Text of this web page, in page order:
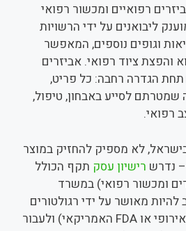
רפואיים ומכשור רפואי
ליבואנים על ידי הרשויות
וגופים נוספים, המאפשר
והפצת ציוד רפואי. אביזרים
תחת הגדרה רחבה: כל פריט,
שמטרתם לסייע באבחון, טיפול,
רפואי.
לא מספיק להחזיק במוצר
נדרש רישיון עסק תקף הכולל
ומכשור רפואי) במשרד
להיות מאושר על ידי רגולטורים
בינלאומיים (כגון CE האירופי או FDA האמריקאי) ולעבור